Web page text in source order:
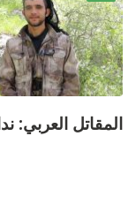
المقاتل العربي: